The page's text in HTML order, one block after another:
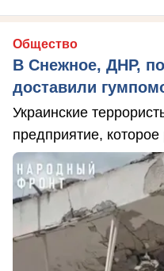
Общество
В Снежное, ДНР,
доставили
Украинские
предприятие,